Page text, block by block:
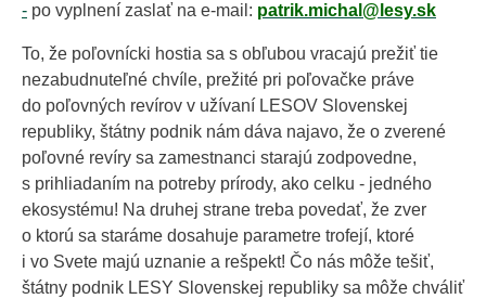
- po vyplnení zaslať na e-mail: patrik.michal@lesy.sk
To, že poľovnícki hostia sa s obľubou vracajú prežiť tie
nezabudnuteľné chvíle, prežité pri poľovačke práve
do poľovných revírov v užívaní LESOV Slovenskej
republiky, štátny podnik nám dáva najavo, že o zverené
poľovné revíry sa zamestnanci starajú zodpovedne,
s prihliadaním na potreby prírody, ako celku - jedného
ekosystému! Na druhej strane treba povedať, že zver
o ktorú sa staráme dosahuje parametre trofejí, ktoré
i vo Svete majú uznanie a rešpekt! Čo nás môže tešiť,
štátny podnik LESY Slovenskej republiky sa môže chváliť